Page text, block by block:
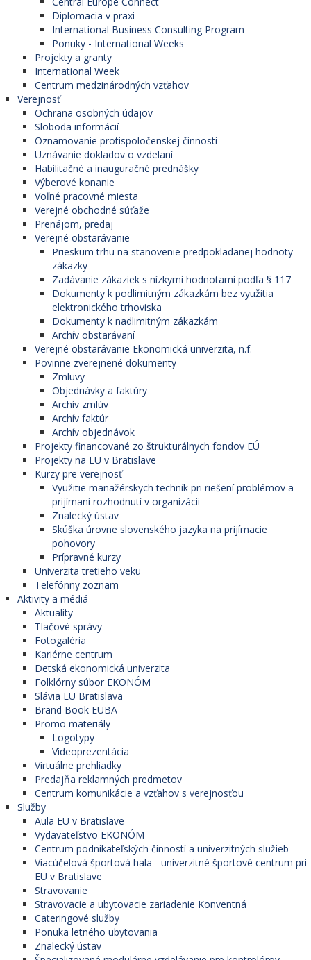
Diplomacia v praxi
International Business Consulting Program
Ponuky - International Weeks
Projekty a granty
International Week
Centrum medzinárodných vzťahov
Verejnosť
Ochrana osobných údajov
Sloboda informácií
Oznamovanie protispoločenskej činnosti
Uznávanie dokladov o vzdelaní
Habilitačné a inauguračné prednášky
Výberové konanie
Voľné pracovné miesta
Verejné obchodné súťaže
Prenájom, predaj
Verejné obstarávanie
Prieskum trhu na stanovenie predpokladanej hodnoty
zákazky
Zadávanie zákaziek s nízkymi hodnotami podľa § 117
Dokumenty k podlimitným zákazkám bez využitia
elektronického trhoviska
Dokumenty k nadlimitným zákazkám
Archív obstarávaní
Verejné obstarávanie Ekonomická univerzita, n.f.
Povinne zverejnené dokumenty
Zmluvy
Objednávky a faktúry
Archív zmlúv
Archív faktúr
Archív objednávok
Projekty financované zo štrukturálnych fondov EÚ
Projekty na EU v Bratislave
Kurzy pre verejnosť
Využitie manažérskych techník pri riešení problémov a
prijímaní rozhodnutí v organizácii
Znalecký ústav
Skúška úrovne slovenského jazyka na prijímacie
pohovory
Prípravné kurzy
Univerzita tretieho veku
Telefónny zoznam
Aktivity a médiá
Aktuality
Tlačové správy
Fotogaléria
Kariérne centrum
Detská ekonomická univerzita
Folklórny súbor EKONÓM
Slávia EU Bratislava
Brand Book EUBA
Promo materiály
Logotypy
Videoprezentácia
Virtuálne prehliadky
Predajňa reklamných predmetov
Centrum komunikácie a vzťahov s verejnosťou
Služby
Aula EU v Bratislave
Vydavateľstvo EKONÓM
Centrum podnikateľských činností a univerzitných služieb
Viacúčelová športová hala - univerzitné športové centrum pri
EU v Bratislave
Stravovanie
Stravovacie a ubytovacie zariadenie Konventná
Cateringové služby
Ponuka letného ubytovania
Znalecký ústav